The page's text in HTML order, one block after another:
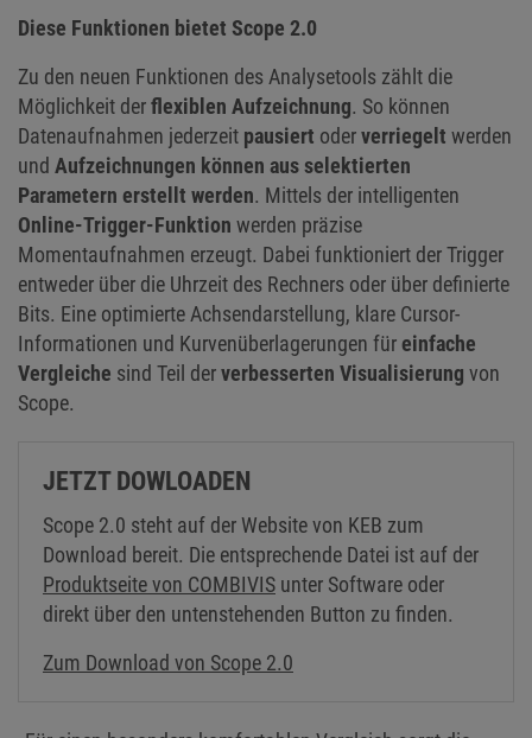
Diese Funktionen bietet Scope 2.0
Zu den neuen Funktionen des Analysetools zählt die
Möglichkeit derflexiblen Aufzeichnung. So können
Datenaufnahmen jederzeit pausiert oderverriegelt werden
und Aufzeichnungen können aus selektierten
Parametern erstellt werden. Mittels der intelligenten
Online-Trigger-Funktion werden präzise
Momentaufnahmen erzeugt. Dabei funktioniert der Trigger
entweder über die Uhrzeit des Rechners oder über definierte
Bits. Eine optimierte Achsendarstellung, klare Cursor-
Informationen und Kurvenüberlagerungen füreinfache
Vergleiche sind Teil derverbesserten Visualisierung von
Scope.
JETZT DOWLOADEN
Scope 2.0 steht auf der Website von KEB zum
Download bereit. Die entsprechende Datei ist auf der
Produktseite von COMBIVIS unter Software oder
direkt über den untenstehenden Button zu finden.
Zum Download von Scope 2.0